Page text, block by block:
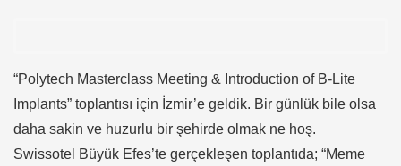
“Polytech Masterclass Meeting & Introduction of B-Lite
Implants” toplantısı için İzmir’e geldik. Bir günlük bile olsa
daha sakin ve huzurlu bir şehirde olmak ne hoş.
Swissotel Büyük Efes’te gerçekleşen toplantıda; “Meme